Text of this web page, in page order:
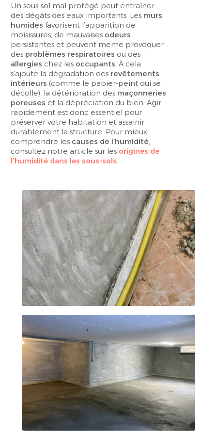
Un sous-sol mal protégé peut entraîner
des dégâts des eaux importants. Les murs
humides favorisent l’apparition de
moisissures, de mauvaises odeurs
persistantes et peuvent même provoquer
des problèmes respiratoires ou des
allergies chez les occupants. À cela
s’ajoute la dégradation des revêtements
intérieurs(comme le papier-peint qui se
décolle), la détérioration des maçonneries
poreuses et la dépréciation du bien. Agir
rapidement est donc essentiel pour
préserver votre habitation et assainir
durablement la structure. Pour mieux
comprendre les causes de l’humidité,
consultez notre article sur les origines de
l’humidité dans les sous-sols.